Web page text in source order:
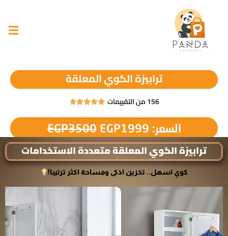
ترابيزة الكوي المعلقة
156 من التقييمات 




السعر: EGP3500 EGP1999
ترابيزة الكوي المعلقة متعددة الاستخدامات
كوي اسهل.. تخزين اذكى ومساحة اكثر ترتيبا!